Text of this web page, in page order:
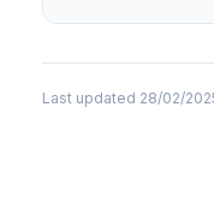
Last updated 28/02/